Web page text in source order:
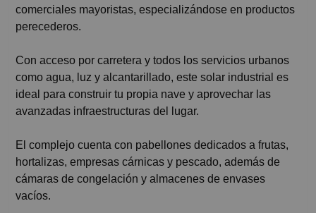
comerciales mayoristas, especializándose en productos
perecederos.
Con acceso por carretera y todos los servicios urbanos
como agua, luz y alcantarillado, este solar industrial es
ideal para construir tu propia nave y aprovechar las
avanzadas infraestructuras del lugar.
El complejo cuenta con pabellones dedicados a frutas,
hortalizas, empresas cárnicas y pescado, además de
cámaras de congelación y almacenes de envases
vacíos.